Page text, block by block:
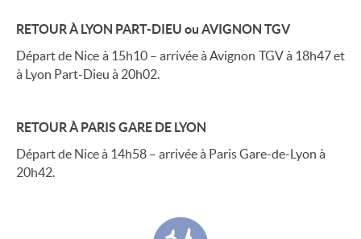
RETOUR À LYON PART-DIEU ou AVIGNON TGV
Départ de Nice à 15h10 – arrivée à Avignon TGV à 18h47 et
à Lyon Part-Dieu à 20h02.
RETOUR À PARIS GARE DE LYON
Départ de Nice à 14h58 – arrivée à Paris Gare-de-Lyon à
20h42.